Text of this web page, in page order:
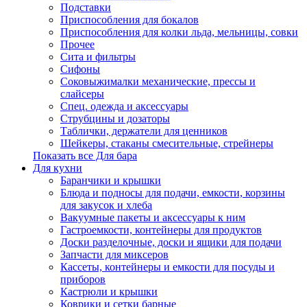
Подставки
Приспособления для бокалов
Приспособления для колки льда, мельницы, совки
Прочее
Сита и фильтры
Сифоны
Соковыжималки механические, прессы и
слайсеры
Спец. одежда и аксессуары
Струбцины и дозаторы
Таблички, держатели для ценников
Шейкеры, стаканы смесительные, стрейнеры
Показать все Для бара
Для кухни
Баранчики и крышки
Блюда и подносы для подачи, емкости, корзины
для закусок и хлеба
Вакуумные пакеты и аксессуары к ним
Гастроемкости, контейнеры для продуктов
Доски разделочные, доски и ящики для подачи
Запчасти для миксеров
Кассеты, контейнеры и емкости для посуды и
приборов
Кастрюли и крышки
Коврики и сетки барные